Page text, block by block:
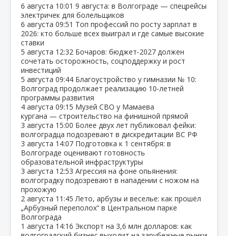
6 августа 10:01 9 августа: в Волгограде — спецрейсы
электричек для болельщиков
6 августа 09:51 Топ профессий по росту зарплат в
2026: кто больше всех выиграл и где самые высокие
ставки
5 августа 12:32 Бочаров: бюджет‑2027 должен
сочетать осторожность, соцподдержку и рост
инвестиций
5 августа 09:44 Благоустройство у гимназии № 10:
Волгоград продолжает реализацию 10‑летней
программы развития
4 августа 09:15 Музей СВО у Мамаева
кургана — строительство на финишной прямой
3 августа 15:00 Более двух лет публиковал фейки:
волгоградца подозревают в дискредитации ВС РФ
3 августа 14:07 Подготовка к 1 сентября: в
Волгограде оценивают готовность
образовательной инфраструктуры
3 августа 12:53 Агрессия на фоне опьянения:
волгоградку подозревают в нападении с ножом на
прохожую
2 августа 11:45 Лето, арбузы и веселье: как прошёл
„Арбузный переполох“ в Центральном парке
Волгограда
1 августа 14:16 Экспорт на 3,6 млн долларов: как